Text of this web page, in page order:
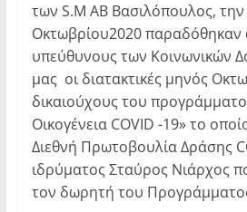
των S.M AB Βασιλόπουλος,
Οκτωβρίου2020 παραδόθηκαν
υπεύθυνους των Κοινωνικών
μας οι διατακτικές μηνός
δικαιούχους του
Οικογένεια COVID -19» το
Διεθνή Πρωτοβουλία Δράσης
ιδρύματος Σταύρος Νιάρχος
τον δωρητή του